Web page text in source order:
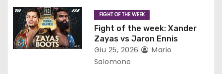
e
a
r
FIGHT OF THE WEEK
Fight of the week: Xander
Zayas vs Jaron Ennis
Giu 25, 2026
Mario
Salomone